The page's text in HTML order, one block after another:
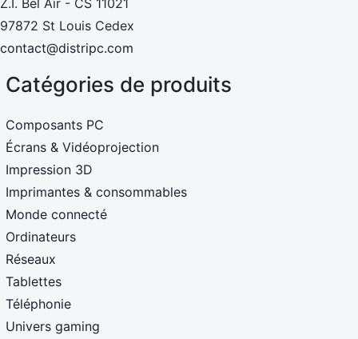
Z.I. Bel Air - CS 11021
97872 St Louis Cedex
contact@distripc.com
Catégories de produits
Composants PC
Écrans & Vidéoprojection
Impression 3D
Imprimantes & consommables
Monde connecté
Ordinateurs
Réseaux
Tablettes
Téléphonie
Univers gaming